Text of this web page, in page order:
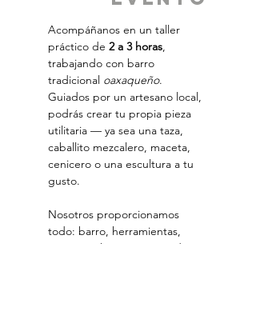
Acompáñanos en un taller
práctico de 2 a 3 horas,
trabajando con barro
tradicional oaxaqueño.
Guiados por un artesano local,
podrás crear tu propia pieza
utilitaria — ya sea una taza,
caballito mezcalero, maceta,
cenicero o una escultura a tu
gusto.
Nosotros proporcionamos
todo: barro, herramientas,
maestro y hasta un poco de